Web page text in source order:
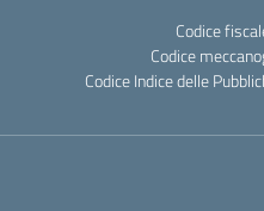
Codice
Codice
Codice Indice delle